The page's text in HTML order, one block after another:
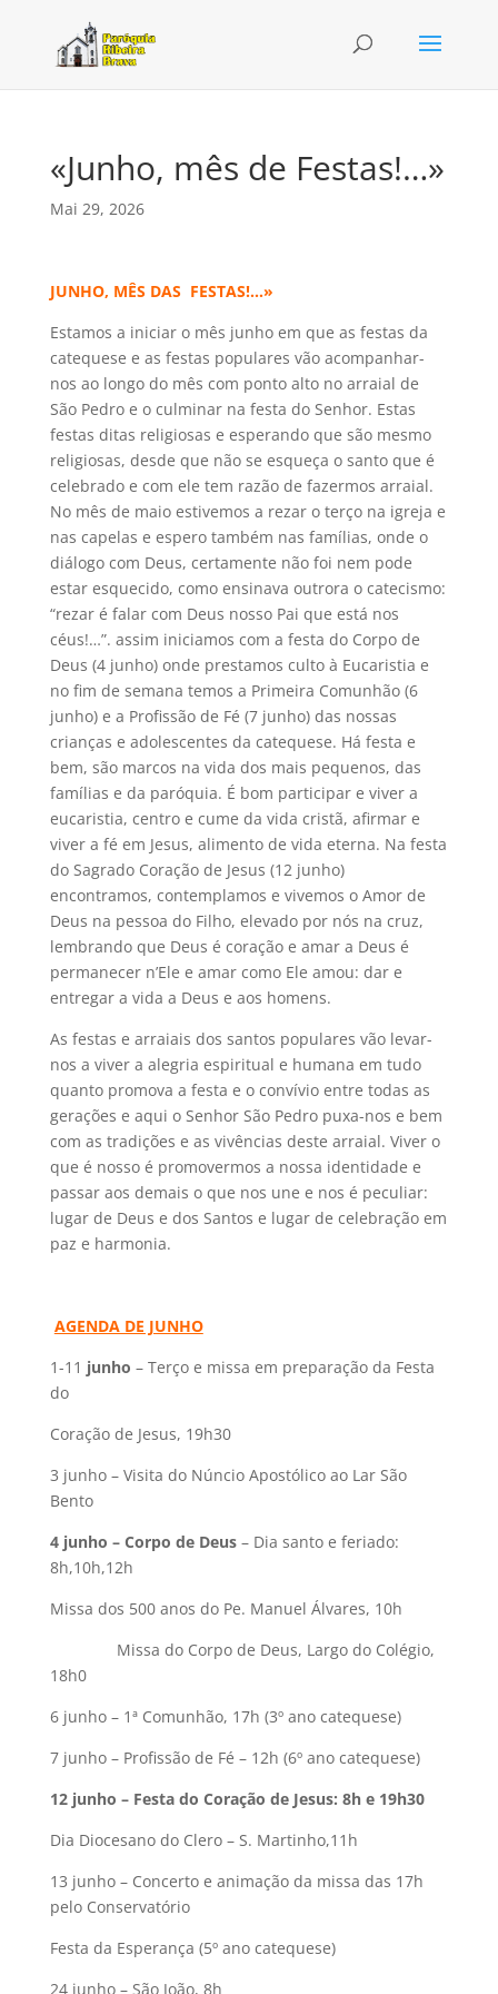
«Junho, mês de Festas!…»
Mai 29, 2026
JUNHO, MÊS DAS FESTAS!…»
Estamos a iniciar o mês junho em que as festas da
catequese e as festas populares vão acompanhar-
nos ao longo do mês com ponto alto no arraial de
São Pedro e o culminar na festa do Senhor. Estas
festas ditas religiosas e esperando que são mesmo
religiosas, desde que não se esqueça o santo que é
celebrado e com ele tem razão de fazermos arraial.
No mês de maio estivemos a rezar o terço na igreja e
nas capelas e espero também nas famílias, onde o
diálogo com Deus, certamente não foi nem pode
estar esquecido, como ensinava outrora o catecismo:
“rezar é falar com Deus nosso Pai que está nos
céus!…”. assim iniciamos com a festa do Corpo de
Deus (4 junho) onde prestamos culto à Eucaristia e
no fim de semana temos a Primeira Comunhão (6
junho) e a Profissão de Fé (7 junho) das nossas
crianças e adolescentes da catequese. Há festa e
bem, são marcos na vida dos mais pequenos, das
famílias e da paróquia. É bom participar e viver a
eucaristia, centro e cume da vida cristã, afirmar e
viver a fé em Jesus, alimento de vida eterna. Na festa
do Sagrado Coração de Jesus (12 junho)
encontramos, contemplamos e vivemos o Amor de
Deus na pessoa do Filho, elevado por nós na cruz,
lembrando que Deus é coração e amar a Deus é
permanecer n’Ele e amar como Ele amou: dar e
entregar a vida a Deus e aos homens.
As festas e arraiais dos santos populares vão levar-
nos a viver a alegria espiritual e humana em tudo
quanto promova a festa e o convívio entre todas as
gerações e aqui o Senhor São Pedro puxa-nos e bem
com as tradições e as vivências deste arraial. Viver o
que é nosso é promovermos a nossa identidade e
passar aos demais o que nos une e nos é peculiar:
lugar de Deus e dos Santos e lugar de celebração em
paz e harmonia.
AGENDA DE JUNHO
1-11 junho – Terço e missa em preparação da Festa
do
Coração de Jesus, 19h30
3 junho – Visita do Núncio Apostólico ao Lar São
Bento
4 junho – Corpo de Deus– Dia santo e feriado:
8h,10h,12h
Missa dos 500 anos do Pe. Manuel Álvares, 10h
Missa do Corpo de Deus, Largo do Colégio,
18h0
6 junho – 1ª Comunhão, 17h (3º ano catequese)
7 junho – Profissão de Fé – 12h (6º ano catequese)
12 junho – Festa do Coração de Jesus: 8h e 19h30
Dia Diocesano do Clero – S. Martinho,11h
13 junho – Concerto e animação da missa das 17h
pelo Conservatório
Festa da Esperança (5º ano catequese)
24 junho – São João, 8h